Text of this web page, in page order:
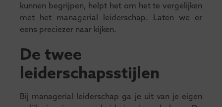
kunnen begrijpen, helpt het om het te vergelijken
met het managerial leiderschap. Laten we er
eens preciezer naar kijken.
De twee
leiderschapsstijlen
Bij managerial leiderschap ga je uit van je eigen